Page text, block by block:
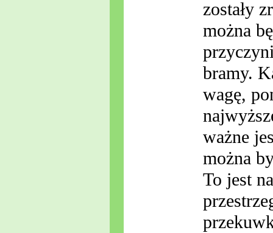
zostały
można
bramy.
wagę,
ważne
można
To jest